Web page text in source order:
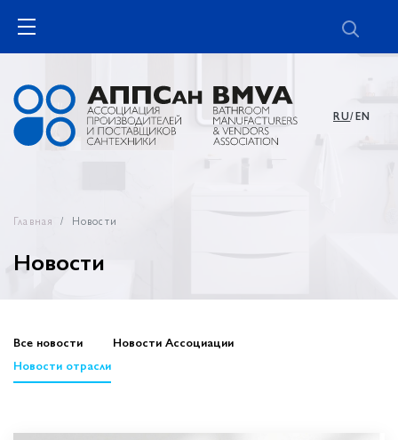
RU/EN
Главная Новости
Новости
Все новости
Новости Ассоциации
Новости отрасли